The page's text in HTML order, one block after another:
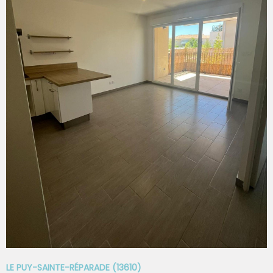
prix de l'énergie pour établir cette estimation : 01/01/2021
Marseille est située en zone tendue. Les informations sur
les risques auxquels ce bien est exposé sont disponibles
sur le site Géorisques : www.georisques.gouv.fr
IMPORTANT : Pour toute demande d'information ou pour
déposer votre dossier, merci de nous envoyer un mail
depuis l'annonce. Vous recevrez un formulaire à remplir, à
réception, nous ne manquerons pas de revenir vers vous.
LE PUY-SAINTE-RÉPARADE (13610)
VOIR LE BIEN